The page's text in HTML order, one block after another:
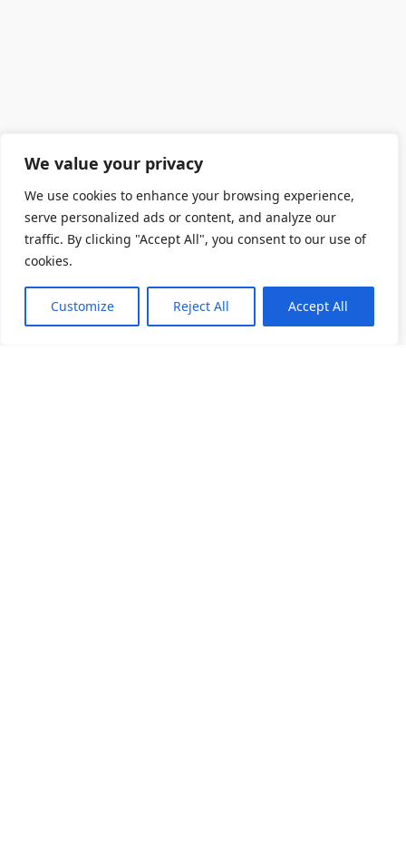
We value your privacy
We use cookies to enhance your browsing experience,
serve personalized ads or content, and analyze our
traffic. By clicking "Accept All", you consent to our use of
cookies.
Customize Reject All Accept All